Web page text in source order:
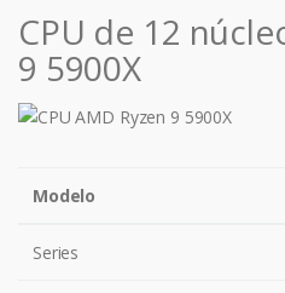
CPU de 12
9 5900X
Modelo
Series